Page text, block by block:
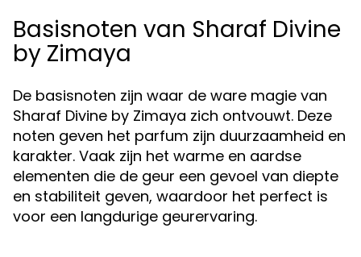
Basisnoten van Sharaf Divine
by Zimaya
De basisnoten zijn waar de ware magie van
Sharaf Divine by Zimaya zich ontvouwt. Deze
noten geven het parfum zijn duurzaamheid en
karakter. Vaak zijn het warme en aardse
elementen die de geur een gevoel van diepte
en stabiliteit geven, waardoor het perfect is
voor een langdurige geurervaring.